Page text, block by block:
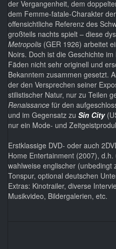
der Vergangenheit, dem
dem Femme-fatale-Charakter
offensichtliche Referenz des
großteils nachts spielt – diese
Metropolis (GER 1926) arbeitet
Noirs. Doch ist die Geschichte
Fäden nicht sehr originell und
Bekanntem zusammen gesetzt.
der den Versprechen seiner
stilistischer Natur, nur zu Teilen
Renaissance für den
und im Gegensatz zu Sin City
nur ein Mode- und
Erstklassige DVD- oder auch
Home Entertainment (2007),
wahlweise englischer
Tonspur, optional deutschen
Extras: Kinotrailer, diverse
Musikvideo, Bildergalerien, etc.